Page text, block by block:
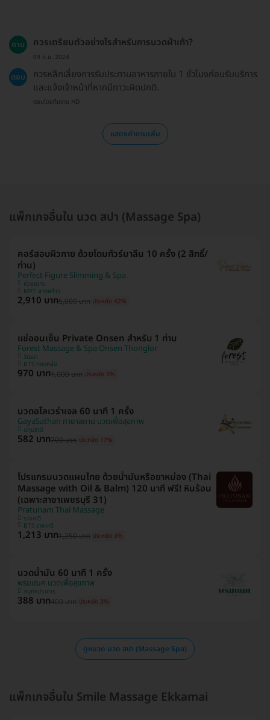
ถาม ควรเตรียมตัวอย่างไรสำหรับการนวดฝ่าเท้า?
09 ก.ย. 2024
ตอบ
ควรหลีกเลี่ยงการรับประทานอาหารภายใน 1 ชั่วโมงก่อนรับบริการ
และแจ้งเจ้าหน้าที่หากมีภาวะผิดปกติ.
ตอบโดยทีมงาน HD
แสดงคำถามเพิ่ม
แพ็กเกจอื่นใน นวด สปา (Massage Spa)
คอร์สอบผิวกาย ด้วยโดมทัวร์มาลีน 10 ครั้ง (2 สิทธิ์/
ท่าน)
Perfect Figure Slimming & Spa
ห้วยขวาง
MRT ลาดพร้าว
2,910 บาท5,000 บาท ประหยัด 42%
แช่ออนเซ็น Private Onsen สำหรับ 1 ท่าน
Forest Massage & Spa Onsen Thonglor
วัฒนา
BTS ทองหล่อ
970 บาท1,000 บาท ประหยัด 3%
นวดอโลเวร่าเจล 60 นาที 1 ครั้ง
GayaSathan กายาสถาน นวดเพื่อสุขภาพ
ปทุมธานี
582 บาท700 บาท ประหยัด 17%
โปรแกรมนวดแผนไทย ด้วยน้ำมันหรือยาหม่อง (Thai
Massage with Oil & Balm) 120 นาที ฟรี! หินร้อน
(เฉพาะสาขาเพชรบุรี 31)
Pratunam Thai Massage
ราชเทวี
BTS ราชเทวี
1,213 บาท1,250 บาท ประหยัด 3%
นวดน้ำมัน 60 นาที 1 ครั้ง
พรฆเณศ นวดเพื่อสุขภาพ
สมุทรปราการ
388 บาท400 บาท ประหยัด 3%
ดูหมวด นวด สปา (Massage Spa)
แพ็กเกจอื่นใน Smile Massage Ekkamai